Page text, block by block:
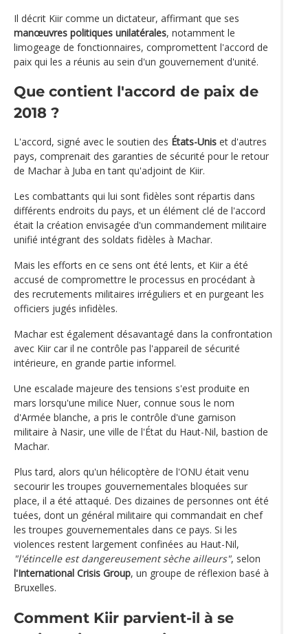
Il décrit Kiir comme un dictateur, affirmant que ses
manœuvres politiques unilatérales, notamment le
limogeage de fonctionnaires, compromettent l'accord de
paix qui les a réunis au sein d'un gouvernement d'unité.
Que contient l'accord de paix de
2018 ?
L'accord, signé avec le soutien des États-Unis et d'autres
pays, comprenait des garanties de sécurité pour le retour
de Machar à Juba en tant qu'adjoint de Kiir.
Les combattants qui lui sont fidèles sont répartis dans
différents endroits du pays, et un élément clé de l'accord
était la création envisagée d'un commandement militaire
unifié intégrant des soldats fidèles à Machar.
Mais les efforts en ce sens ont été lents, et Kiir a été
accusé de compromettre le processus en procédant à
des recrutements militaires irréguliers et en purgeant les
officiers jugés infidèles.
Machar est également désavantagé dans la confrontation
avec Kiir car il ne contrôle pas l'appareil de sécurité
intérieure, en grande partie informel.
Une escalade majeure des tensions s'est produite en
mars lorsqu'une milice Nuer, connue sous le nom
d'Armée blanche, a pris le contrôle d'une garnison
militaire à Nasir, une ville de l'État du Haut-Nil, bastion de
Machar.
Plus tard, alors qu'un hélicoptère de l'ONU était venu
secourir les troupes gouvernementales bloquées sur
place, il a été attaqué. Des dizaines de personnes ont été
tuées, dont un général militaire qui commandait en chef
les troupes gouvernementales dans ce pays. Si les
violences restent largement confinées au Haut-Nil,
"l'étincelle est dangereusement sèche ailleurs", selon
l'International Crisis Group, un groupe de réflexion basé à
Bruxelles.
Comment Kiir parvient-il à se